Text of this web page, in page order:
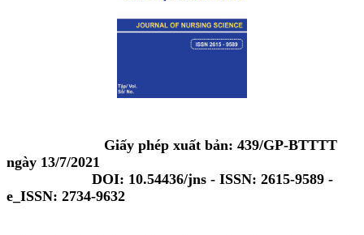
Giấy phép xuất bản: 439/GP-BTTTT
ngày 13/7/2021
DOI: 10.54436/jns - ISSN: 2615-9589 -
e_ISSN: 2734-9632